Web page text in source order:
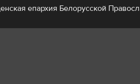
епархия Белорусской